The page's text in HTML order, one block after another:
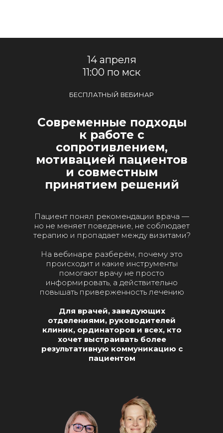
Современные подходы
к работе с
сопротивлением,
мотивацией пациентов
и совместным
принятием решений
Пациент понял рекомендации врача —
но не меняет поведение, не соблюдает
терапию и пропадает между визитами?
На вебинаре разберём, почему это
происходит и какие инструменты
помогают врачу не просто
информировать, а действительно
повышать приверженность лечению
Для врачей, заведующих
отделениями, руководителей
клиник, ординаторов и всех, кто
хочет выстраивать более
результативную коммуникацию с
пациентом
БЕСПЛАТНЫЙ ВЕБИНАР
14 апреля
11:00 по мск